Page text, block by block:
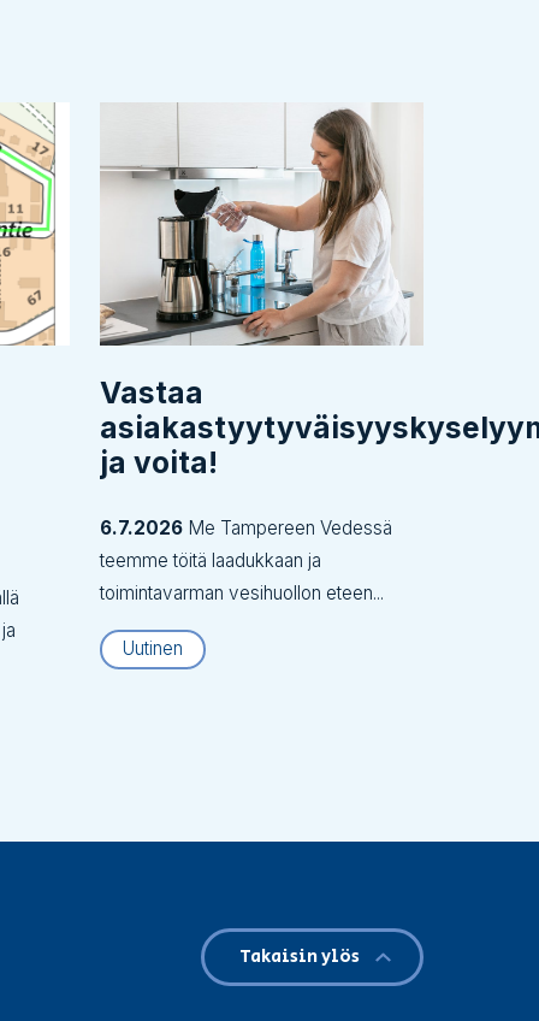
Vastaa
ja voita!
6.7.2026 Me Tampereen Vedessä
teemme töitä laadukkaan ja
toimintavarman vesihuollon eteen...
Uutinen
Takaisin ylös